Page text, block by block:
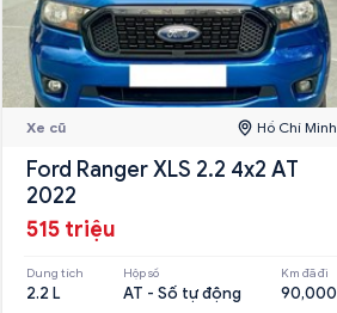
Xe cũ Hồ Chí Minh
Ford Ranger XLS 2.2 4x2 AT
2022
515 triệu
Dung tích
2.2 L
Hộp số
AT - Số tự động
Km đã đi
90,000